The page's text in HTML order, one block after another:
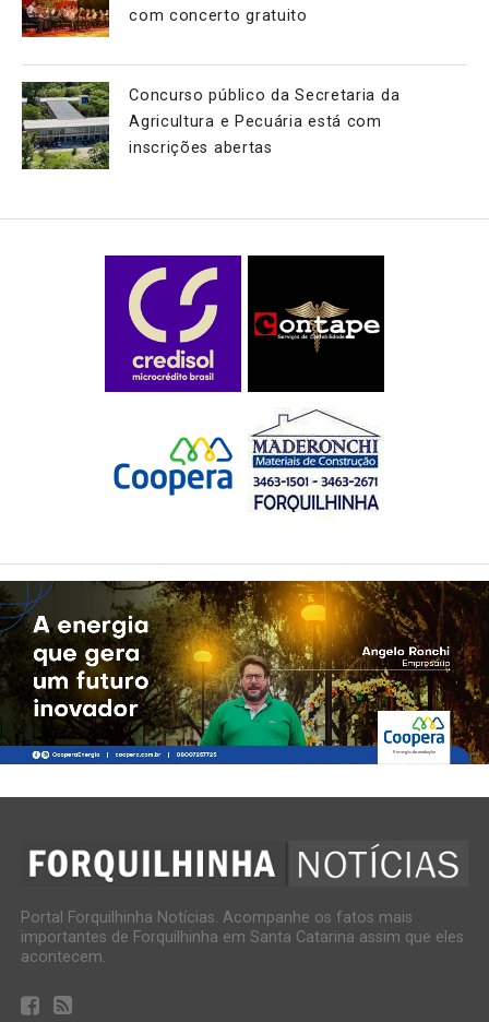
com concerto gratuito
Concurso público da Secretaria da
Agricultura e Pecuária está com
inscrições abertas
Portal Forquilhinha Notícias. Acompanhe os fatos mais
importantes de Forquilhinha em Santa Catarina assim que eles
acontecem.